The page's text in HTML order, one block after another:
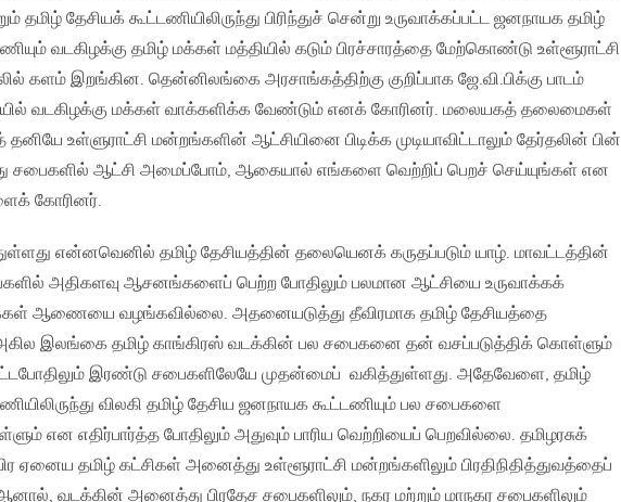
தமிழ் தேசியக் கூட்டணியிலிருந்து பிரிந்துச் சென்று உருவாக்கப்பட்ட ஜனநாயக தமிழ்
வடகிழக்கு தமிழ் மக்கள் மத்தியில் கடும் பிரச்சாரத்தை மேற்கொண்டு உள்ளூராட்சி
களம் இறங்கின. தென்னிலங்கை அரசாங்கத்திற்கு குறிப்பாக ஜே.வி.பிக்கு பாடம்
வடகிழக்கு மக்கள் வாக்களிக்க வேண்டும் எனக் கோரினர். மலையகத் தலைமைகள்
உள்ளுராட்சி மன்றங்களின் ஆட்சியினை பிடிக்க முடியாவிட்டாலும் தேர்தலின் பின்
சபைகளில் ஆட்சி அமைப்போம், ஆகையால் எங்களை வெற்றிப் பெறச் செய்யுங்கள் என
கோரினர்.
என்னவெனில் தமிழ் தேசியத்தின் தலையெனக் கருதப்படும் யாழ். மாவட்டத்தின்
அதிகளவு ஆசனங்களைப் பெற்ற போதிலும் பலமான ஆட்சியை உருவாக்கக்
ஆணையை வழங்கவில்லை. அதனையடுத்து தீவிரமாக தமிழ் தேசியத்தை
அகில இலங்கை தமிழ் காங்கிரஸ் வடக்கின் பல சபைகனை தன் வசப்படுத்திக் கொள்ளும்
இரண்டு சபைகளிலேயே முதன்மைப் வகித்துள்ளது. அதேவேளை, தமிழ்
விலகி தமிழ் தேசிய ஜனநாயக கூட்டணியும் பல சபைகளை
என எதிர்பார்த்த போதிலும் அதுவும் பாரிய வெற்றியைப் பெறவில்லை. தமிழரசுக்
ஏனைய தமிழ் கட்சிகள் அனைத்து உள்ளூராட்சி மன்றங்களிலும் பிரதிநிதித்துவத்தைப்
வடக்கின் அனைத்து பிரதேச சபைகளிலும், நகர மற்றும் மாநகர சபைகளிலும்